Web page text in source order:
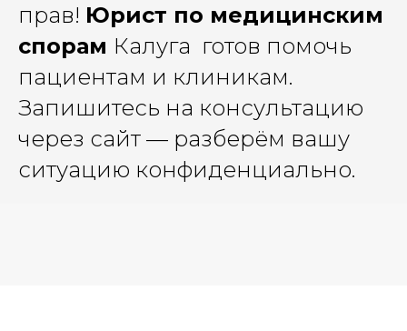
прав! Юрист по медицинским
спорам Калуга готов помочь
пациентам и клиникам.
Запишитесь на консультацию
через сайт — разберём вашу
ситуацию конфиденциально.